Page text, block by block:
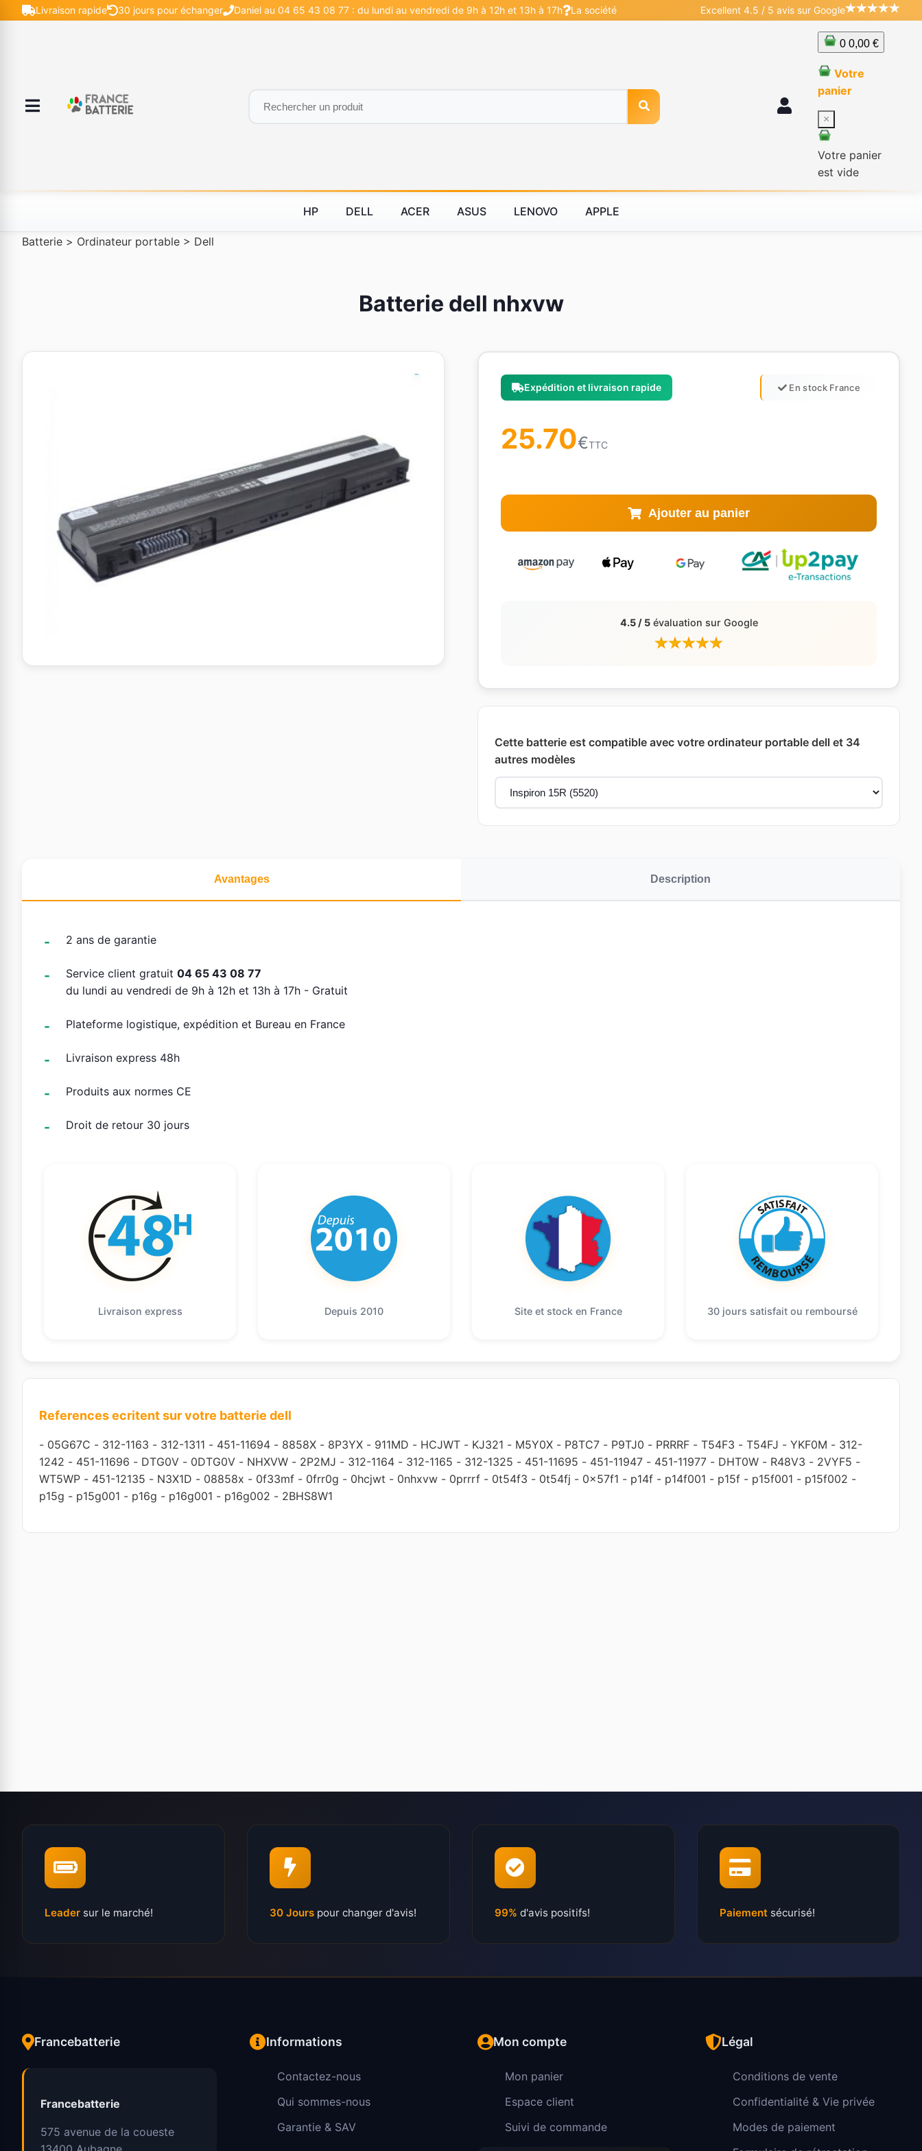
Livraison rapide 30 jours pour échanger Daniel au 04 65 43 08 77 : du lundi au vendredi de 9h à 12h et 13h à 17h La société Excellent 4.5 / 5 avis sur Google
0 0,00 €
Votre
panier
×
Votre panier
est vide
HP DELL ACER ASUS LENOVO APPLE
Batterie > Ordinateur portable > Dell
Batterie dell nhxvw
Expédition et livraison rapide En stock France
25.70€TTC
Ajouter au panier
4.5 / 5évaluation sur Google
Cette batterie est compatible avec votre ordinateur portable dell et 34
autres modèles
Avantages Description
2 ans de garantie
Service client gratuit 04 65 43 08 77
du lundi au vendredi de 9h à 12h et 13h à 17h - Gratuit
Plateforme logistique, expédition et Bureau en France
Livraison express 48h
Produits aux normes CE
Droit de retour 30 jours
Livraison express Depuis 2010 Site et stock en France 30 jours satisfait ou remboursé
References ecritent sur votre batterie dell
- 05G67C - 312-1163 - 312-1311 - 451-11694 - 8858X - 8P3YX - 911MD - HCJWT - KJ321 - M5Y0X - P8TC7 - P9TJ0 - PRRRF - T54F3 - T54FJ - YKF0M - 312-
1242 - 451-11696 - DTG0V - 0DTG0V - NHXVW - 2P2MJ - 312-1164 - 312-1165 - 312-1325 - 451-11695 - 451-11947 - 451-11977 - DHT0W - R48V3 - 2VYF5 -
WT5WP - 451-12135 - N3X1D - 08858x - 0f33mf - 0frr0g - 0hcjwt - 0nhxvw - 0prrrf - 0t54f3 - 0t54fj - 0x57f1 - p14f - p14f001 - p15f - p15f001 - p15f002 -
p15g - p15g001 - p16g - p16g001 - p16g002 - 2BHS8W1
Leader sur le marché! 30 Jours pour changer d'avis! 99% d'avis positifs! Paiement sécurisé!
Francebatterie
Francebatterie
575 avenue de la coueste
Informations
Contactez-nous
Qui sommes-nous
Garantie & SAV
Mon compte
Mon panier
Espace client
Suivi de commande
Légal
Conditions de vente
Confidentialité & Vie privée
Modes de paiement